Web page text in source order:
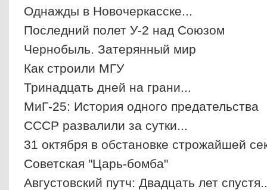
Однажды в Новочеркасске...
Последний полет У-2 над Союзом
Чернобыль. Затерянный мир
Как строили МГУ
Тринадцать дней на грани...
МиГ-25: История одного предательства
СССР развалили за сутки...
31 октября в обстановке строжайшей
Советская "Царь-бомба"
Августовский путч: Двадцать лет